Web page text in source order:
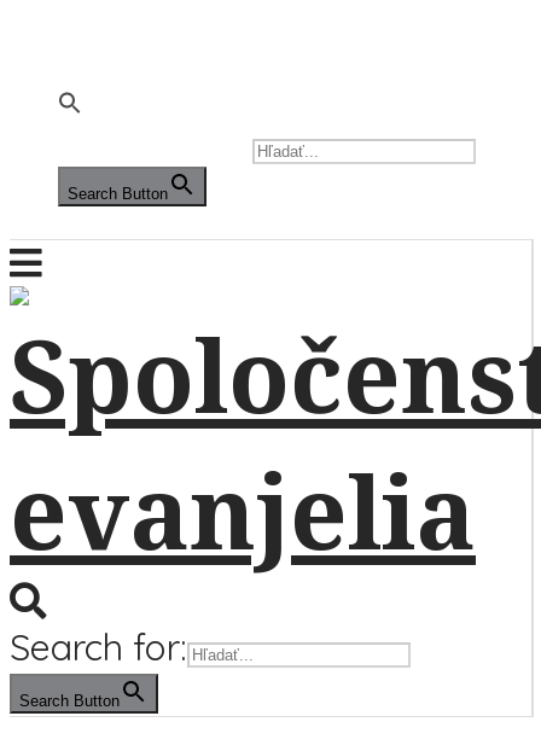
Search Button
Search for:
Search Button